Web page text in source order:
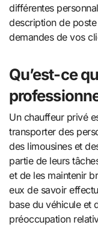
différentes
description de
demandes de vos
Qu’est-ce
Un chauffeur privé
transporter des
des limousines et
partie de leurs
et de les maintenir
eux de savoir
base du véhicule et
préoccupation